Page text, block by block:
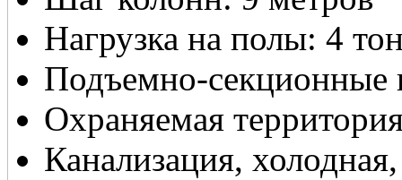
Нагрузка на полы: 4
Подъемно-секционные
Охраняемая
Канализация,